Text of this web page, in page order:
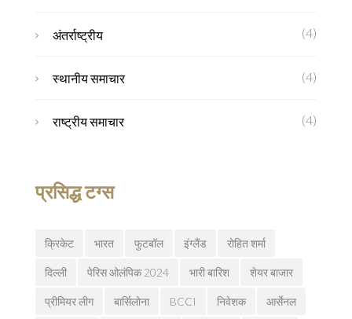
अंतर्राष्ट्रीय (4)
स्थानीय समाचार (4)
राष्ट्रीय समाचार (4)
प्रसिद्ध टग्स
क्रिकेट भारत फुटबॉल इंग्लैंड रोहित शर्मा
दिल्ली पेरिस ओलंपिक 2024 भारी बारिश शेयर बाजार
प्रीमियर लीग बार्सिलोना BCCI निवेशक आर्सेनल